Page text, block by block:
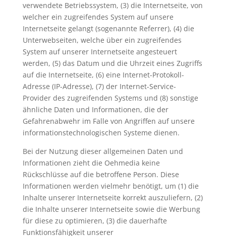
verwendete Betriebssystem, (3) die Internetseite, von
welcher ein zugreifendes System auf unsere
Internetseite gelangt (sogenannte Referrer), (4) die
Unterwebseiten, welche über ein zugreifendes
System auf unserer Internetseite angesteuert
werden, (5) das Datum und die Uhrzeit eines Zugriffs
auf die Internetseite, (6) eine Internet-Protokoll-
Adresse (IP-Adresse), (7) der Internet-Service-
Provider des zugreifenden Systems und (8) sonstige
ähnliche Daten und Informationen, die der
Gefahrenabwehr im Falle von Angriffen auf unsere
informationstechnologischen Systeme dienen.
Bei der Nutzung dieser allgemeinen Daten und
Informationen zieht die Oehmedia keine
Rückschlüsse auf die betroffene Person. Diese
Informationen werden vielmehr benötigt, um (1) die
Inhalte unserer Internetseite korrekt auszuliefern, (2)
die Inhalte unserer Internetseite sowie die Werbung
für diese zu optimieren, (3) die dauerhafte
Funktionsfähigkeit unserer